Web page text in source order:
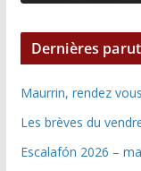
Dernières
Maurrin, rendez
Les brèves du
Escalafón 2026 –